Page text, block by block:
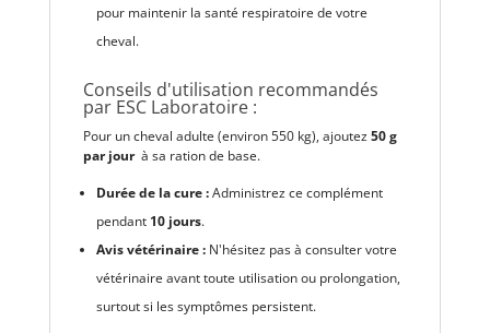
pour maintenir la santé respiratoire de votre
cheval.
Conseils d'utilisation recommandés
par ESC Laboratoire :
Pour un cheval adulte (environ 550 kg), ajoutez50 g
par jourà sa ration de base.
Durée de la cure :Administrez ce complément
pendant 10 jours.
Avis vétérinaire :N'hésitez pas à consulter votre
vétérinaire avant toute utilisation ou prolongation,
surtout si les symptômes persistent.